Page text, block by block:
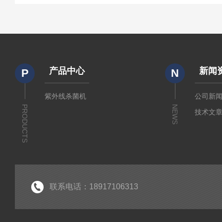
P
PRODUCTS
产品中心
紫外线杀菌机
N
NEWS
新闻
公司新
技术文
联系电话：18917106313